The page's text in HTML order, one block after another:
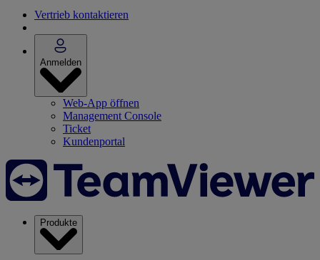
Vertrieb kontaktieren
Anmelden
Web-App öffnen
Management Console
Ticket
Kundenportal
Produkte